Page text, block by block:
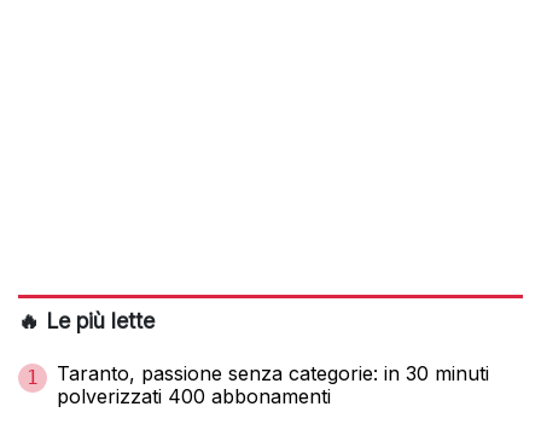
🔥 Le più lette
1
Taranto, passione senza categorie: in 30 minuti
polverizzati 400 abbonamenti